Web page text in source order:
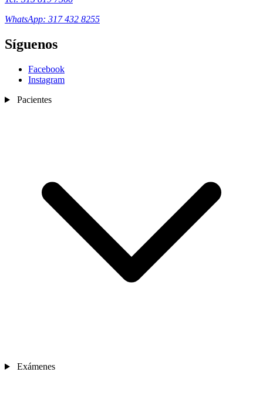
WhatsApp: 317 432 8255
Síguenos
Facebook
Instagram
Pacientes
Exámenes